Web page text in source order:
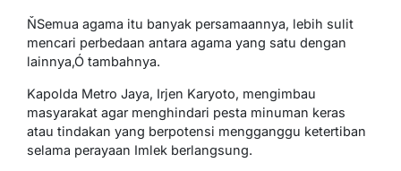
ŇSemua agama itu banyak persamaannya, lebih sulit
mencari perbedaan antara agama yang satu dengan
lainnya,Ó tambahnya.
Kapolda Metro Jaya, Irjen Karyoto, mengimbau
masyarakat agar menghindari pesta minuman keras
atau tindakan yang berpotensi mengganggu ketertiban
selama perayaan Imlek berlangsung.